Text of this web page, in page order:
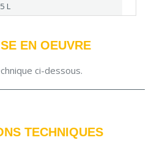
L
EN OEUVRE
ci-dessous.
TECHNIQUES